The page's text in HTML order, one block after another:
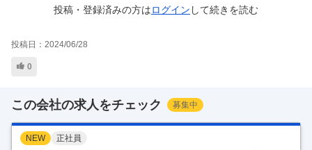
投稿・登録済みの方はログイン して続きを読む
投稿日： 2024/06/28
0
この会社の求人をチェック 募集中
NEW 正社員